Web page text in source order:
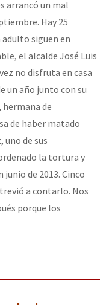
arrancó un mal
Hay 25
adulto siguen en
el alcalde José Luis
no disfruta en casa
un año junto con su
hermana de
de haber matado
de sus
la tortura y
de 2013. Cinco
a contarlo. Nos
porque los